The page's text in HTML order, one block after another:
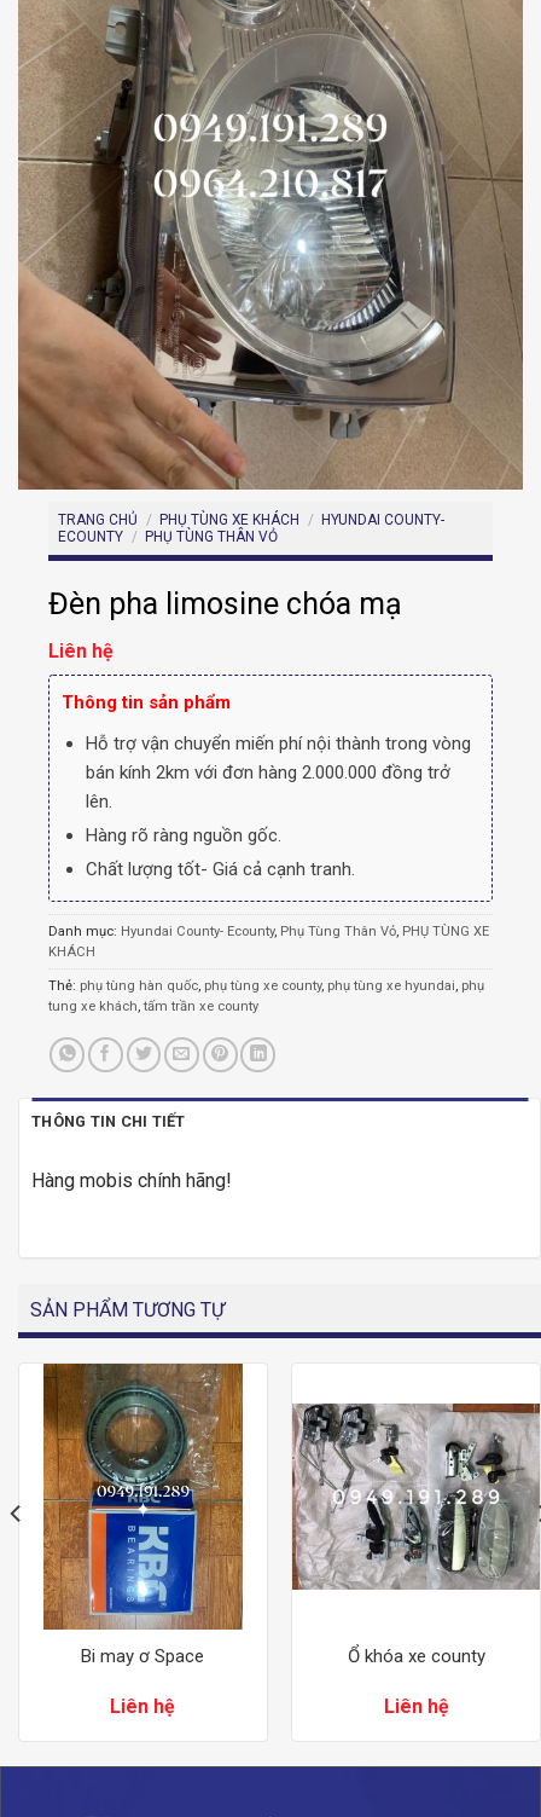
TRANG CHỦ / PHỤ TÙNG XE KHÁCH / HYUNDAI COUNTY-
ECOUNTY / PHỤ TÙNG THÂN VỎ
Đèn pha limosine chóa mạ
Liên hệ
Thông tin sản phẩm
Hỗ trợ vận chuyển miến phí nội thành trong vòng
bán kính 2km với đơn hàng 2.000.000 đồng trở
lên.
Hàng rõ ràng nguồn gốc.
Chất lượng tốt- Giá cả cạnh tranh.
Danh mục: Hyundai County- Ecounty, Phụ Tùng Thân Vỏ, PHỤ TÙNG XE
KHÁCH
Thẻ: phụ tùng hàn quốc, phụ tùng xe county, phụ tùng xe hyundai, phụ
tung xe khách, tấm trần xe county
THÔNG TIN CHI TIẾT
Hàng mobis chính hãng!
SẢN PHẨM TƯƠNG TỰ
Bi may ơ Space
Liên hệ
Ổ khóa xe county
Liên hệ